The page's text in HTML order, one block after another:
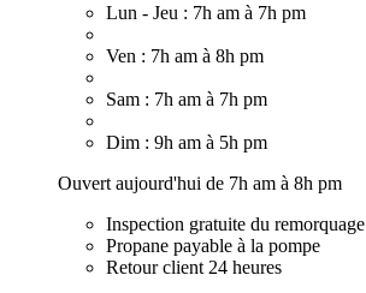
Lun - Jeu : 7h am à 7h pm
Ven : 7h am à 8h pm
Sam : 7h am à 7h pm
Dim : 9h am à 5h pm
Ouvert aujourd'hui de 7h am à 8h pm
Inspection gratuite du remorquage
Propane payable à la pompe
Retour client 24 heures